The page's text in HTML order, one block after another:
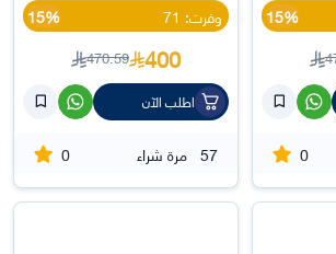
15%
0
وفرت: 71
15%
400
470.59
اطلب الآن
57 مرة شراء 0